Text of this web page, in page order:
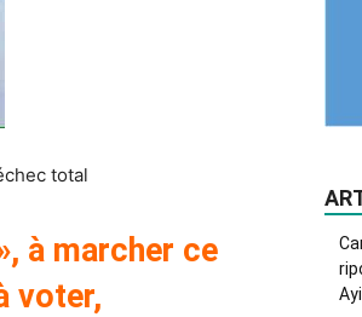
total
à marcher ce
voter,